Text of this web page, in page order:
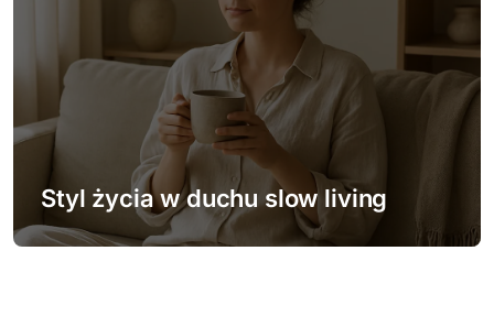
Styl życia w duchu slow living